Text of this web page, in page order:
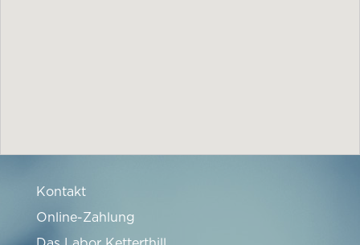
Kontakt
Online-Zahlung